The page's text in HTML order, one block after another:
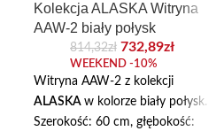
Kolekcja ALASKA Witryna
AAW-2 biały połysk
814,32zł 732,89zł
WEEKEND -10%
Witryna AAW-2 z kolekcji
ALASKA w kolorze biały połysk.
Szerokość: 60 cm, głębokość: